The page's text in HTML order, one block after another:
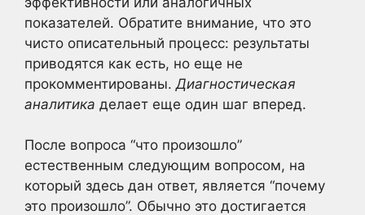
показателей. Обратите внимание, что это
чисто описательный процесс: результаты
приводятся как есть, но еще не
прокомментированы. Диагностическая
аналитика делает еще один шаг вперед.
После вопроса “что произошло”
естественным следующим вопросом, на
который здесь дан ответ, является “почему
это произошло”. Обычно это достигается